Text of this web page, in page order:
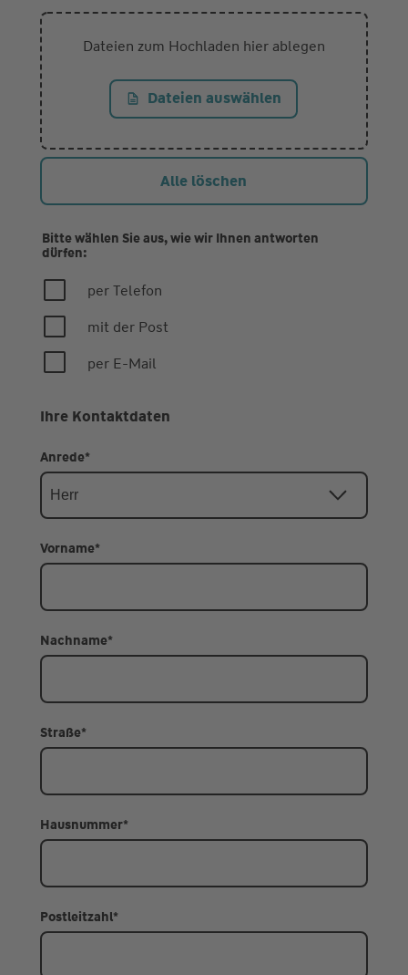
Dateien zum Hochladen hier ablegen
Dateien auswählen
Alle löschen
Bitte wählen Sie aus, wie wir Ihnen antworten
dürfen:
per Telefon
mit der Post
per E-Mail
Ihre Kontaktdaten
Anrede*
Vorname*
Nachname*
Straße*
Hausnummer*
Postleitzahl*